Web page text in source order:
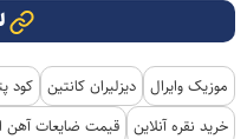
موزیک وایرال دیزلیران کانتین کود
خرید نقره آنلاین قیمت ضایعات آهن